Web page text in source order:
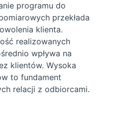
programu do
przekłada
klienta.
realizowanych
wpływa na
klientów. Wysoka
to fundament
relacji z odbiorcami.